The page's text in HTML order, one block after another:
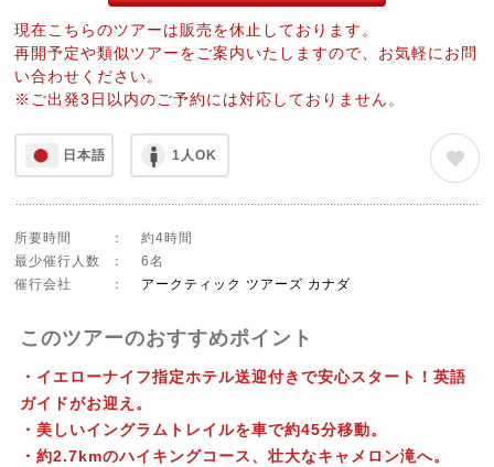
現在こちらのツアーは販売を休止しております。
再開予定や類似ツアーをご案内いたしますので、お気軽にお問
い合わせください。
※ご出発3日以内のご予約には対応しておりません。
日本語 1人OK
所要時間 ：
約4時間
最少催行人数
：
6名
催行会社
： アークティック ツアーズ カナダ
このツアーのおすすめポイント
・イエローナイフ指定ホテル送迎付きで安心スタート！英語
ガイドがお迎え。
・美しいイングラムトレイルを車で約45分移動。
・約2.7kmのハイキングコース、壮大なキャメロン滝へ。